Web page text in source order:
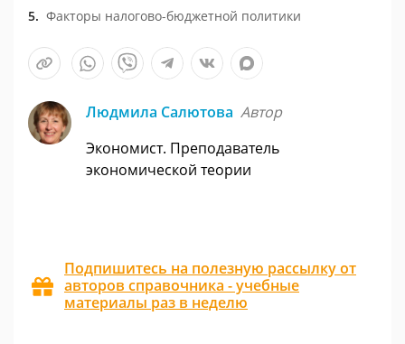
Факторы налогово-бюджетной политики
Людмила Салютова Автор
Экономист. Преподаватель
экономической теории
Подпишитесь на полезную рассылку от
авторов справочника - учебные
материалы раз в неделю